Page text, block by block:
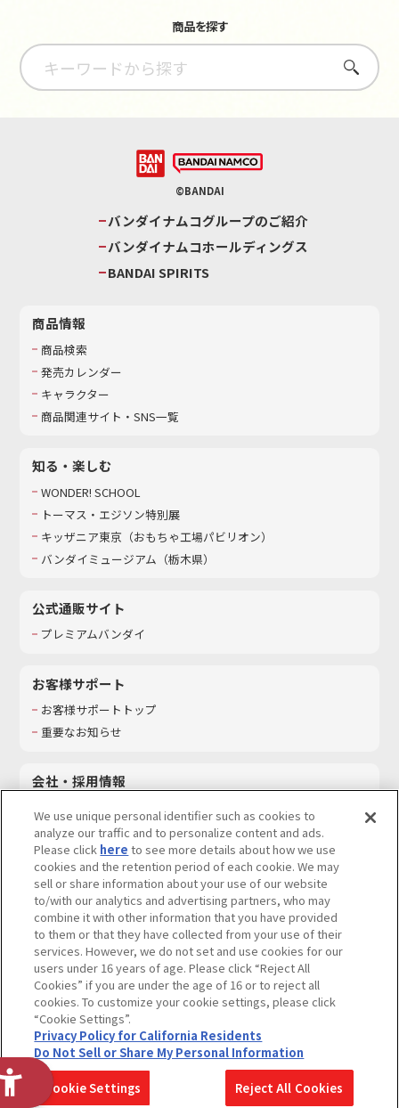
商品を探す
さがす
©BANDAI
バンダイナムコグループのご紹介
バンダイナムコホールディングス
BANDAI SPIRITS
商品情報
商品検索
発売カレンダー
キャラクター
商品関連サイト・SNS一覧
知る・楽しむ
WONDER! SCHOOL
トーマス・エジソン特別展
キッザニア東京（おもちゃ工場パビリオン）​
バンダイミュージアム（栃木県）
公式通販サイト
プレミアムバンダイ
お客様サポート
お客様サポートトップ
重要なお知らせ
会社・採用情報
採用情報
サステナビリティ
お問い合わせ
ウェブサイトご利用条件 ソーシャルメディアポリシー
個人情報及び特定個人情報等の取り扱いに関する保護方針
Do Not Sell or Share My Personal Information著作権・商標について
カスタマーハラスメントに対する基本的な対応方針
コピーライト一覧を表示する
We use unique personal identifier such as cookies to
analyze our traffic and to personalize content and ads.
Please click here to see more details about how we use
cookies and the retention period of each cookie. We may
sell or share information about your use of our website
to/with our analytics and advertising partners, who may
combine it with other information that you have provided
to them or that they have collected from your use of their
services. However, we do not set and use cookies for our
users under 16 years of age. Please click “Reject All
Cookies” if you are under the age of 16 or to reject all
cookies. To customize your cookie settings, please click
“Cookie Settings”.
Privacy Policy for California Residents
Do Not Sell or Share My Personal Information
Cookie Settings Reject All Cookies